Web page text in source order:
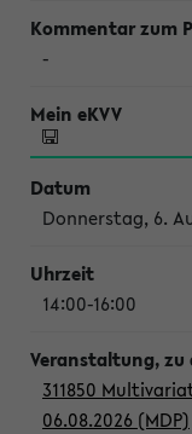
-
Donnerstag, 6.
14:00-16:00
311850
06.08.2026 (MDP)